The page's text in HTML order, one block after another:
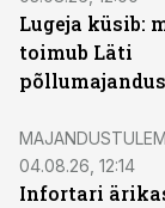
Lugeja küsib:
toimub Läti
04.08.26, 12:14
Infortari